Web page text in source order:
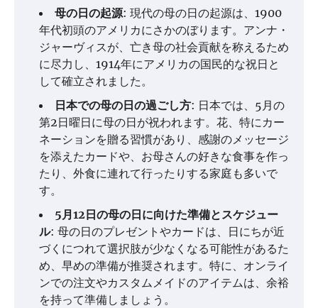
母の日の起源: 現代の母の日の起源は、1900
年代初頭のアメリカにさかのぼります。アンナ・
ジャーヴィスが、亡き母の社会貢献を称えるため
に尽力し、1914年にアメリカの国民的な祝日と
して確立されました。
日本での母の日の過ごし方: 日本では、5月の
第2日曜日に母の日が祝われます。花、特にカー
ネーションを贈る習慣があり、感謝のメッセージ
を添えたカードや、お母さんの好きな食事を作っ
たり、外食に連れて行ったりする家庭も多いで
す。
5月12日の母の日に向けた準備とスケジュー
ル: 母の日のプレゼントやカードは、日にちが近
づくにつれて選択肢が少なくなる可能性があるた
め、早めの準備が推奨されます。特に、オンライ
ンでの注文やカスタムメイドのアイテムは、余裕
を持って準備しましょう。